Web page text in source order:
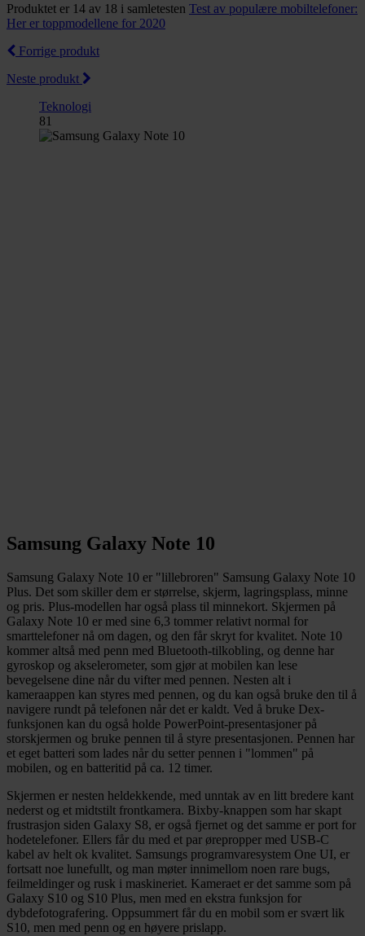
Produktet er 14 av 18 i samletesten Test av populære mobiltelefoner:
Her er toppmodellene for 2020
Forrige produkt
Neste produkt
Teknologi
81
Samsung Galaxy Note 10
Samsung Galaxy Note 10 er "lillebroren" Samsung Galaxy Note 10
Plus. Det som skiller dem er størrelse, skjerm, lagringsplass, minne
og pris. Plus-modellen har også plass til minnekort. Skjermen på
Galaxy Note 10 er med sine 6,3 tommer relativt normal for
smarttelefoner nå om dagen, og den får skryt for kvalitet. Note 10
kommer altså med penn med Bluetooth-tilkobling, og denne har
gyroskop og akselerometer, som gjør at mobilen kan lese
bevegelsene dine når du vifter med pennen. Nesten alt i
kameraappen kan styres med pennen, og du kan også bruke den til å
navigere rundt på telefonen når det er kaldt. Ved å bruke Dex-
funksjonen kan du også holde PowerPoint-presentasjoner på
storskjermen og bruke pennen til å styre presentasjonen. Pennen har
et eget batteri som lades når du setter pennen i "lommen" på
mobilen, og en batteritid på ca. 12 timer.
Skjermen er nesten heldekkende, med unntak av en litt bredere kant
nederst og et midtstilt frontkamera. Bixby-knappen som har skapt
frustrasjon siden Galaxy S8, er også fjernet og det samme er port for
hodetelefoner. Ellers får du med et par ørepropper med USB-C
kabel av helt ok kvalitet. Samsungs programvaresystem One UI, er
fortsatt noe lunefullt, og man møter innimellom noen rare bugs,
feilmeldinger og rusk i maskineriet. Kameraet er det samme som på
Galaxy S10 og S10 Plus, men med en ekstra funksjon for
dybdefotografering. Oppsummert får du en mobil som er svært lik
S10, men med penn og en høyere prislapp.